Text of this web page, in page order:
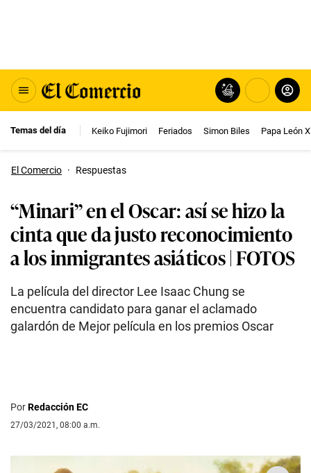
Temas del día Keiko Fujimori Feriados Simon Biles Papa León
El Comercio · Respuestas
“Minari” en el Oscar: así se hizo la
cinta que da justo reconocimiento
a los inmigrantes asiáticos | FOTOS
La película del director Lee Isaac Chung se
encuentra candidato para ganar el aclamado
galardón de Mejor película en los premios Oscar
PorRedacción EC
27/03/2021, 08:00 a.m.